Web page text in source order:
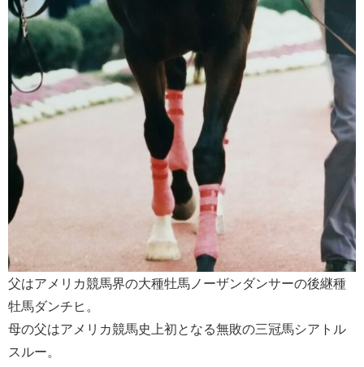
父はアメリカ競馬界の大種牡馬ノーザンダンサーの後継種
牡馬ダンチヒ。
母の父はアメリカ競馬史上初となる無敗の三冠馬シアトル
スルー。